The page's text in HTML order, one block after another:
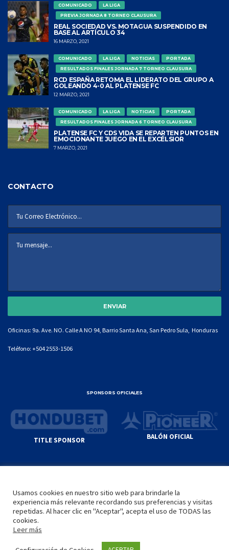
COMUNICADO
LA LIGA
PREVIA JORNADA 8 TORNEO CLAUSURA
REAL SOCIEDAD VS. MOTAGUA SUSPENDIDO EN
BASE AL ARTÍCULO 34
16 MARZO, 2021
COMUNICADO LA LIGA NOTICIAS
PORTADA
RESULTADOS FINALES JORNADA 7 TORNEO CLAUSURA
RCD ESPAÑA RETOMA EL LIDERATO DEL GRUPO A
GOLEANDO 4-0 AL PLATENSE FC
12 MARZO, 2021
COMUNICADO LA LIGA NOTICIAS
PORTADA
RESULTADOS FINALES JORNADA 6 TORNEO CLAUSURA
PLATENSE FC Y CDS VIDA SE REPARTEN PUNTOS EN
EMOCIONANTE JUEGO EN EL EXCÉLSIOR
7 MARZO, 2021
CONTACTO
Oficinas: 9a. Ave. NO. Calle A NO 94, Barrio Santa Ana, San Pedro Sula, Honduras
Teléfono: +504 2553-1506
SPONSORS OFICIALES
TITLE SPONSOR BALÓN OFICIAL
YOUTUBE TERMS OF SERVICE
PRIVACY POLICY
POLÍTICA DE PRIVACIDAD
INICIO
Usamos cookies en nuestro sitio web para brindarle la
experiencia más relevante recordando sus preferencias y visitas
repetidas. Al hacer clic en "Aceptar", acepta el uso de TODAS las
cookies.
Leer más